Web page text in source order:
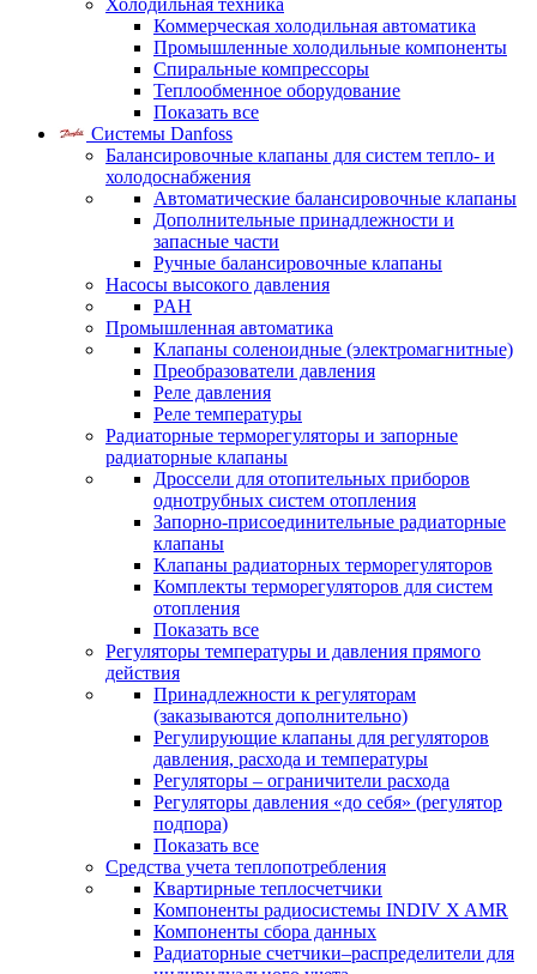
Холодильная техника
Коммерческая холодильная автоматика
Промышленные холодильные компоненты
Спиральные компрессоры
Теплообменное оборудование
Показать все
Системы Danfoss
Балансировочные клапаны для систем тепло- и
холодоснабжения
Автоматические балансировочные клапаны
Дополнительные принадлежности и
запасные части
Ручные балансировочные клапаны
Насосы высокого давления
PAH
Промышленная автоматика
Клапаны соленоидные (электромагнитные)
Преобразователи давления
Реле давления
Реле температуры
Радиаторные терморегуляторы и запорные
радиаторные клапаны
Дроссели для отопительных приборов
однотрубных систем отопления
Запорно-присоединительные радиаторные
клапаны
Клапаны радиаторных терморегуляторов
Комплекты терморегуляторов для систем
отопления
Показать все
Регуляторы температуры и давления прямого
действия
Принадлежности к регуляторам
(заказываются дополнительно)
Регулирующие клапаны для регуляторов
давления, расхода и температуры
Регуляторы – ограничители расхода
Регуляторы давления «до себя» (регулятор
подпора)
Показать все
Средства учета теплопотребления
Квартирные теплосчетчики
Компоненты радиосистемы INDIV X AMR
Компоненты сбора данных
Радиаторные счетчики–распределители для